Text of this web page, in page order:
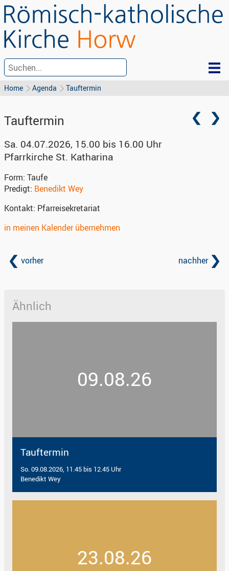
Home Agenda Tauftermin
Tauftermin
Sa. 04.07.2026, 15.00 bis 16.00 Uhr
Pfarrkirche St. Katharina
Form: Taufe
Predigt: Benedikt Wey
Kontakt: Pfarreisekretariat
in meinen Kalender übernehmen
vorher nachher
Ähnlich
09.08.26
Tauftermin
So. 09.08.2026, 11.45 bis 12.45 Uhr
Benedikt Wey
23.08.26